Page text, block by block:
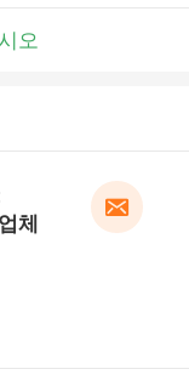
오
체